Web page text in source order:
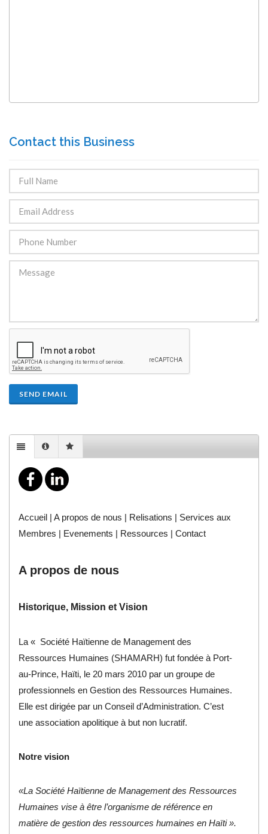
Contact this Business
SEND EMAIL
Accueil |A propos de nous Relisations
Services aux
Membres
Evenements Ressources |Contact
A propos de nous
Historique, Mission et Vision
La « Société Haïtienne de Management des
Ressources Humaines (SHAMARH) fut fondée à Port-
au-Prince, Haïti, le 20 mars 2010 par un groupe de
professionnels en Gestion des Ressources Humaines.
Elle est dirigée par un Conseil d’Administration. C’est
une association apolitique à but non lucratif.
Notre vision
«La Société Haïtienne de Management des Ressources
Humaines vise à être l’organisme de référence en
matière de gestion des ressources humaines en Haïti ».